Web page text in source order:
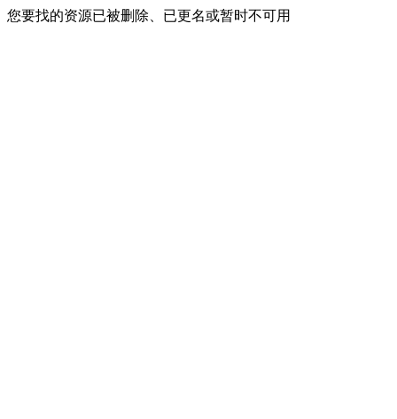
您要找的资源已被删除、已更名或暂时不可用